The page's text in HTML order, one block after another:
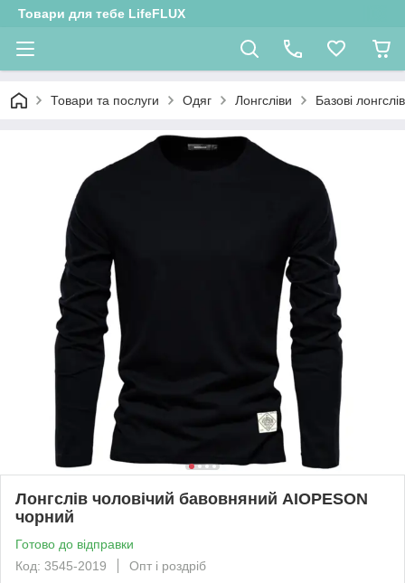
Товари для тебе LifeFLUX
Товари та послуги Одяг Лонгсліви Базові
Лонгслів чоловічий бавовняний AIOPESON
чорний
Готово до відправки
Код: 3545-2019
Опт і роздріб